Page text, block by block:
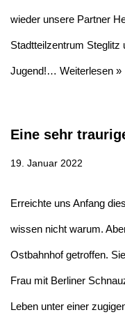
wieder unsere Partner
Stadtteilzentrum Steglitz
Jugend!… Weiterlesen »
Eine sehr
19. Januar 2022
Erreichte uns Anfang
wissen nicht warum.
Ostbahnhof getroffen.
Frau mit Berliner
Leben unter einer